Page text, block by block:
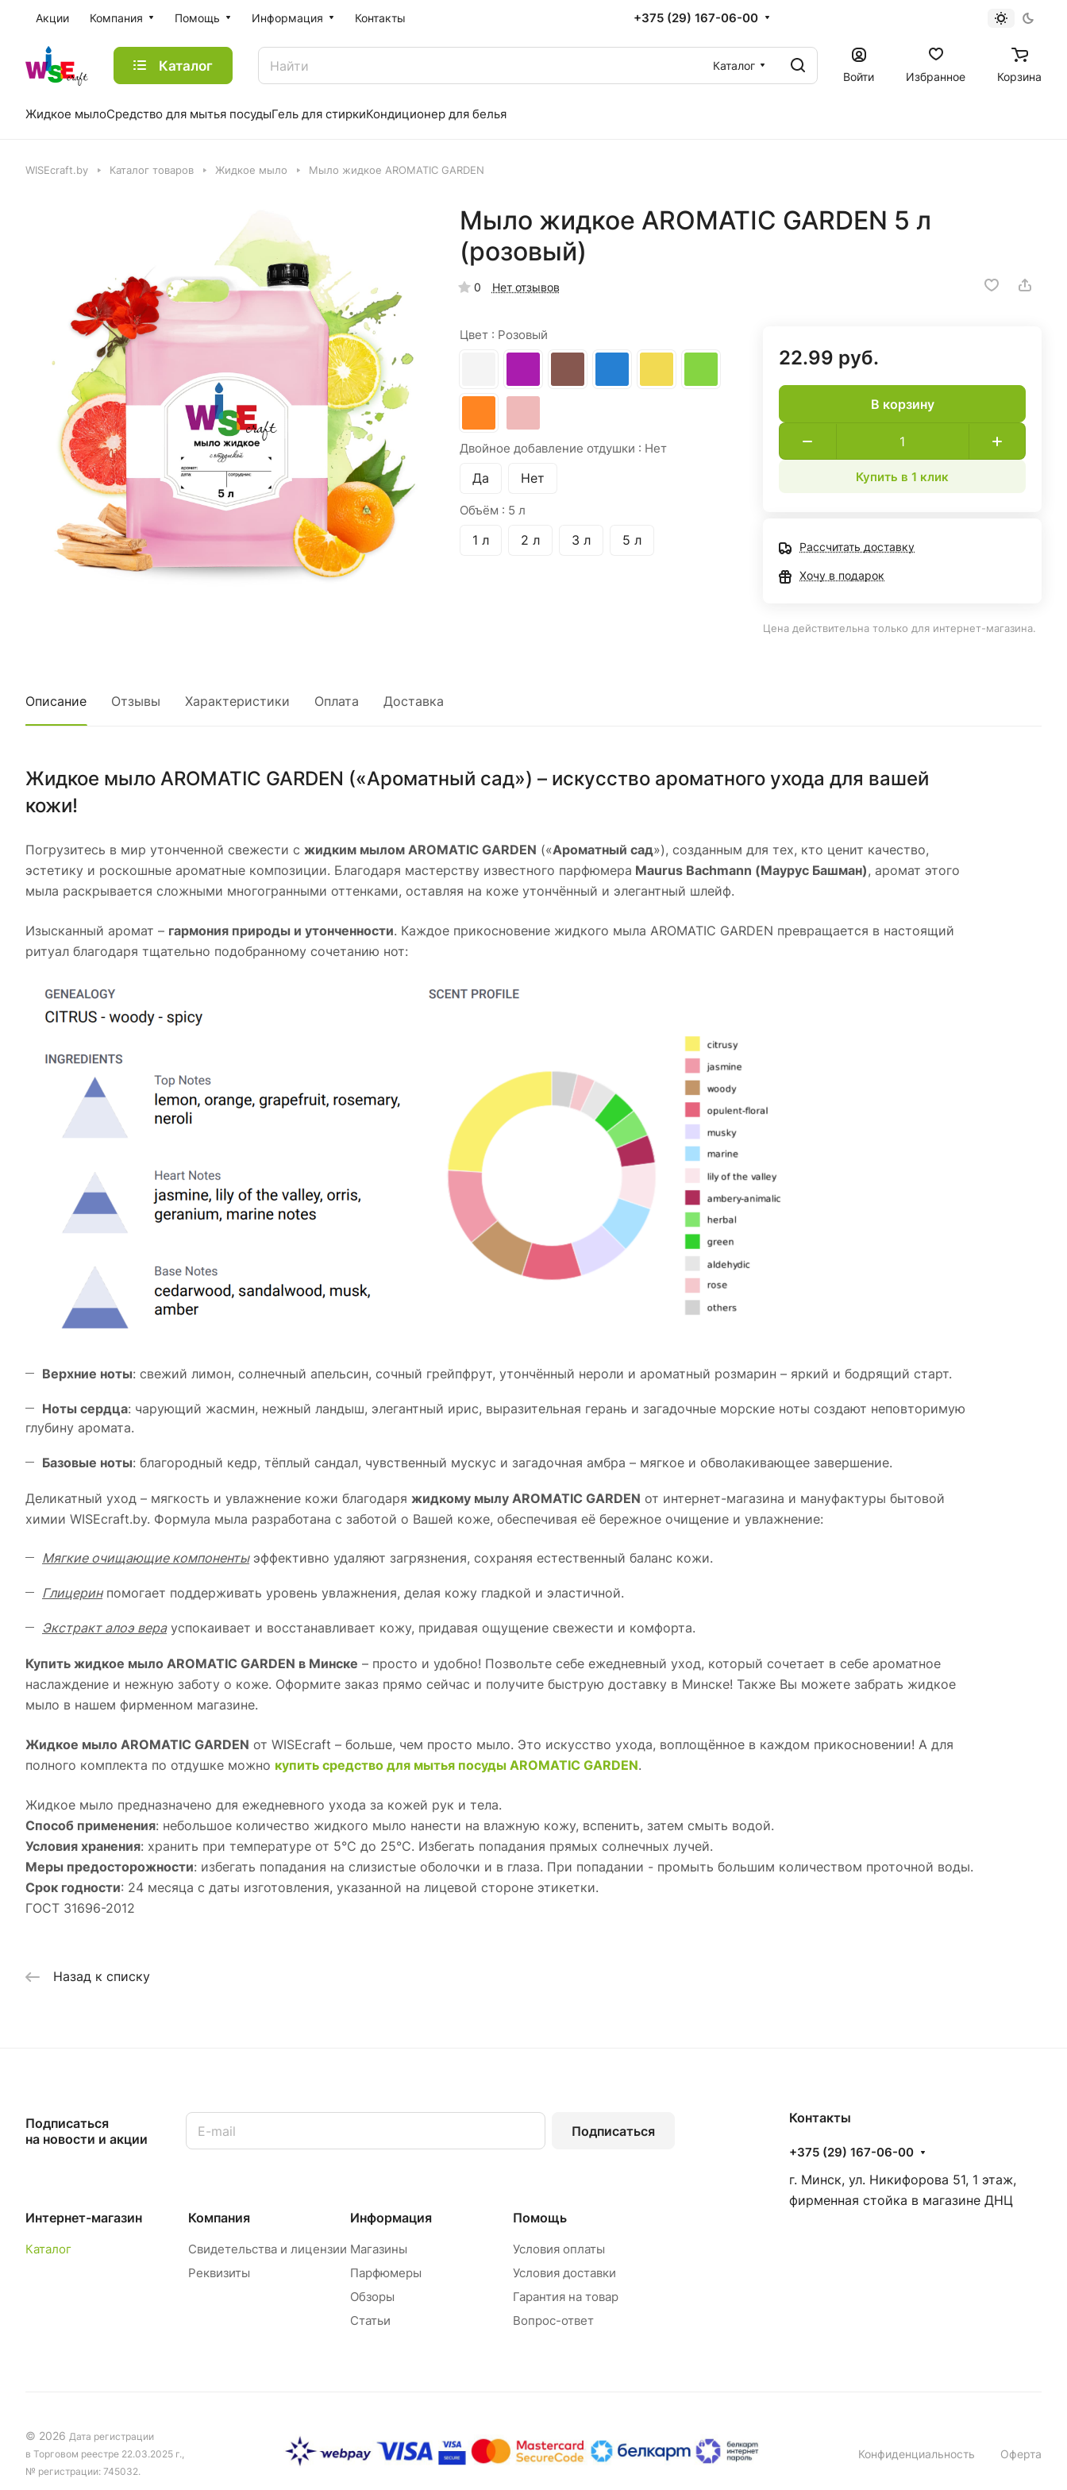
Акции Компания Помощь Информация Контакты +375 (29) 167-06-00
Каталог
Каталог
Войти
Избранное Корзина
Жидкое мылоСредство для мытья посудыГель для стиркиКондиционер для белья
WISEcraft.by Каталог товаров Жидкое мыло Мыло жидкое AROMATIC GARDEN
Мыло жидкое AROMATIC GARDEN 5 л
(розовый)
0 Нет отзывов
Цвет : Розовый
Двойное добавление отдушки : Нет
Да Нет
Объём : 5 л
1 л 2 л 3 л 5 л
22.99 руб.
В корзину
Купить в 1 клик
Рассчитать доставку
Хочу в подарок
Цена действительна только для интернет-магазина.
Описание Отзывы Характеристики Оплата Доставка
Жидкое мыло AROMATIC GARDEN («Ароматный сад») – искусство ароматного ухода для вашей
кожи!
Погрузитесь в мир утонченной свежести с жидким мылом AROMATIC GARDEN («Ароматный сад»), созданным для тех, кто ценит качество,
эстетику и роскошные ароматные композиции. Благодаря мастерству известного парфюмера Maurus Bachmann (Маурус Башман), аромат этого
мыла раскрывается сложными многогранными оттенками, оставляя на коже утончённый и элегантный шлейф.
Изысканный аромат – гармония природы и утонченности. Каждое прикосновение жидкого мыла AROMATIC GARDEN превращается в настоящий
ритуал благодаря тщательно подобранному сочетанию нот:
Верхние ноты: свежий лимон, солнечный апельсин, сочный грейпфрут, утончённый нероли и ароматный розмарин – яркий и бодрящий старт.
Ноты сердца: чарующий жасмин, нежный ландыш, элегантный ирис, выразительная герань и загадочные морские ноты создают неповторимую
глубину аромата.
Базовые ноты: благородный кедр, тёплый сандал, чувственный мускус и загадочная амбра – мягкое и обволакивающее завершение.
Деликатный уход – мягкость и увлажнение кожи благодаря жидкому мылу AROMATIC GARDEN от интернет-магазина и мануфактуры бытовой
химии WISEcraft.by. Формула мыла разработана с заботой о Вашей коже, обеспечивая её бережное очищение и увлажнение:
Мягкие очищающие компонентыэффективно удаляют загрязнения, сохраняя естественный баланс кожи.
Глицеринпомогает поддерживать уровень увлажнения, делая кожу гладкой и эластичной.
Экстракт алоэ верауспокаивает и восстанавливает кожу, придавая ощущение свежести и комфорта.
Купить жидкое мыло AROMATIC GARDEN в Минске – просто и удобно! Позвольте себе ежедневный уход, который сочетает в себе ароматное
наслаждение и нежную заботу о коже. Оформите заказ прямо сейчас и получите быструю доставку в Минске! Также Вы можете забрать жидкое
мыло в нашем фирменном магазине.
Жидкое мыло AROMATIC GARDEN от WISEcraft – больше, чем просто мыло. Это искусство ухода, воплощённое в каждом прикосновении! А для
полного комплекта по отдушке можно купить средство для мытья посуды AROMATIC GARDEN.
Жидкое мыло предназначено для ежедневного ухода за кожей рук и тела.
Способ применения: небольшое количество жидкого мыло нанести на влажную кожу, вспенить, затем смыть водой.
Условия хранения: хранить при температуре от 5°С до 25°С. Избегать попадания прямых солнечных лучей.
Меры предосторожности: избегать попадания на слизистые оболочки и в глаза. При попадании - промыть большим количеством проточной воды.
Срок годности: 24 месяца с даты изготовления, указанной на лицевой стороне этикетки.
ГОСТ 31696-2012
Назад к списку
Подписаться
на новости и акции
Подписаться
Интернет-магазин
Каталог
Компания
Свидетельства и лицензии
Реквизиты
Информация
Магазины
Парфюмеры
Обзоры
Статьи
Помощь
Условия оплаты
Условия доставки
Гарантия на товар
Вопрос-ответ
Контакты
+375 (29) 167-06-00
г. Минск, ул. Никифорова 51, 1 этаж,
фирменная стойка в магазине ДНЦ
© 2026 Дата регистрации
в Торговом реестре 22.03.2025 г.,
№ регистрации: 745032.
Конфиденциальность Оферта